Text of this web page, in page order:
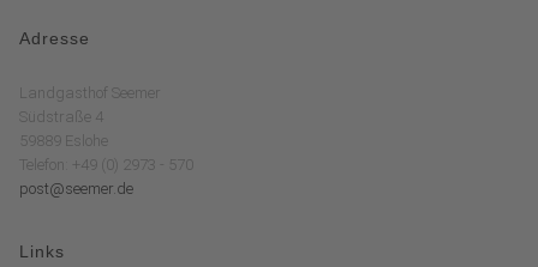
Adresse
Landgasthof Seemer
Südstraße 4
59889 Eslohe
Telefon: +49 (0) 2973 - 570
post@seemer.de
Links